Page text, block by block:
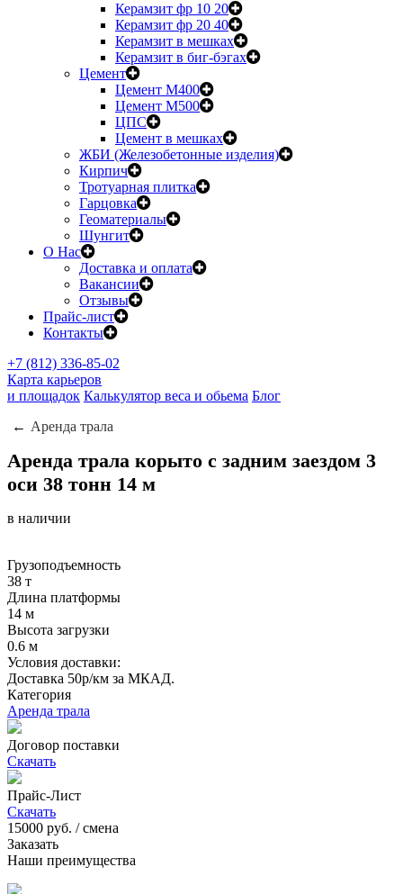
Керамзит фр 10 20
Керамзит фр 20 40
Керамзит в мешках
Керамзит в биг-бэгах
Цемент
Цемент М400
Цемент М500
ЦПС
Цемент в мешках
ЖБИ (Железобетонные изделия)
Кирпич
Тротуарная плитка
Гарцовка
Геоматериалы
Шунгит
О Нас
Доставка и оплата
Вакансии
Отзывы
Прайс-лист
Контакты
+7 (812) 336-85-02
Карта карьеров
и площадок Калькулятор веса и обьема Блог
Аренда трала
Аренда трала корыто с задним заездом 3
оси 38 тонн 14 м
в наличии
Грузоподъемность
38 т
Длина платформы
14 м
Высота загрузки
0.6 м
Условия доставки:
Доставка 50р/км за МКАД.
Категория
Аренда трала
Договор поставки
Скачать
Прайс-Лист
Скачать
15000 руб. / смена
Заказать
Наши преимущества